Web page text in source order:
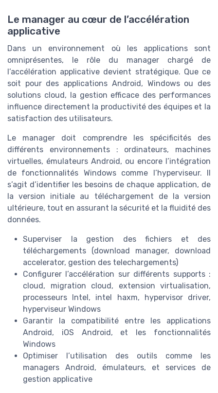
Le manager au cœur de l’accélération
applicative
Dans un environnement où les applications sont
omniprésentes, le rôle du manager chargé de
l’accélération applicative devient stratégique. Que ce
soit pour des applications Android, Windows ou des
solutions cloud, la gestion efficace des performances
influence directement la productivité des équipes et la
satisfaction des utilisateurs.
Le manager doit comprendre les spécificités des
différents environnements : ordinateurs, machines
virtuelles, émulateurs Android, ou encore l’intégration
de fonctionnalités Windows comme l’hyperviseur. Il
s’agit d’identifier les besoins de chaque application, de
la version initiale au téléchargement de la version
ultérieure, tout en assurant la sécurité et la fluidité des
données.
Superviser la gestion des fichiers et des
téléchargements (download manager, download
accelerator, gestion des telechargements)
Configurer l’accélération sur différents supports :
cloud, migration cloud, extension virtualisation,
processeurs Intel, intel haxm, hypervisor driver,
hyperviseur Windows
Garantir la compatibilité entre les applications
Android, iOS Android, et les fonctionnalités
Windows
Optimiser l’utilisation des outils comme les
managers Android, émulateurs, et services de
gestion applicative